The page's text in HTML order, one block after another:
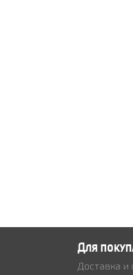
Для
Доставка и